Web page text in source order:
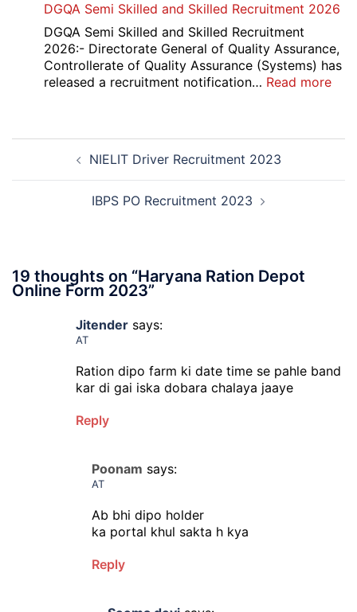
and
Haryana
High
Court
Safai
Date
2026
DGQA Semi Skilled and Skilled Recruitment 2026
DGQA Semi Skilled and Skilled Recruitment
2026:- Directorate General of Quality Assurance,
Controllerate of Quality Assurance (Systems) has
released a recruitment notification… Read more:
Post
navigationNIELIT Driver Recruitment 2023
IBPS PO Recruitment 2023
19 thoughts on “Haryana Ration Depot
Online Form 2023”
Jitender says:
AT
Ration dipo farm ki date time se pahle band
kar di gai iska dobara chalaya jaaye
Reply
Poonam says:
AT
Ab bhi dipo holder
ka portal khul sakta h kya
Reply